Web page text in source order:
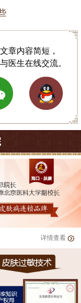
章内容简短，
与医生在线交流。
详情查看